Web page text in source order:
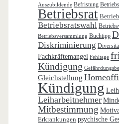
Auszubildende Befristung
Betriebsrat
Betriebsratswahl
Betriebsversammlung Buchtipp
Diskriminierung
Fachkräftemangel Fehltage
Kündigung
Gleichstellung
Kündigung
Leiharbeitnehmer
Mitbestimmung
Erkrankungen psychische